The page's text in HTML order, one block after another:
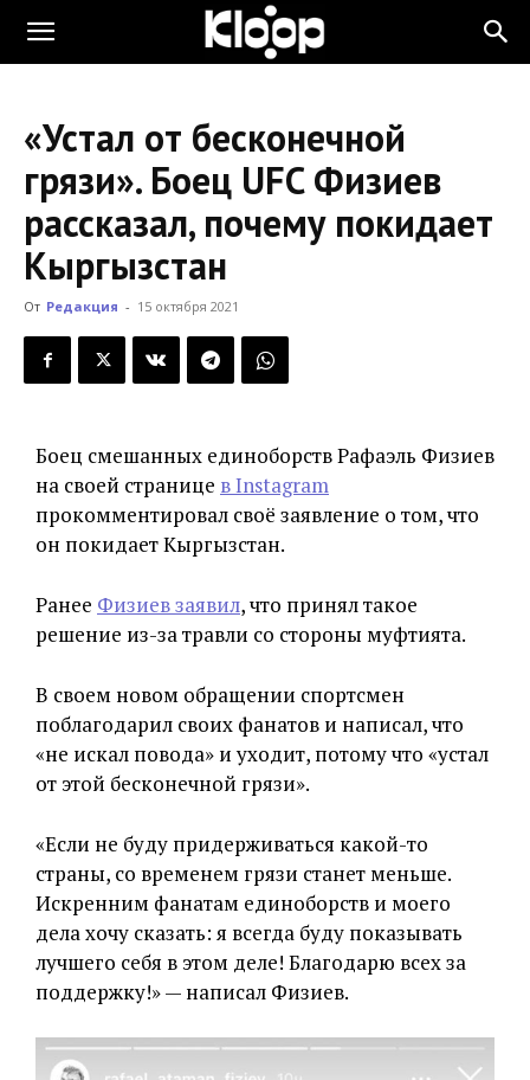
KLOOP.KG
Новости
Кыргызстана
«Устал от бесконечной
грязи». Боец UFC Физиев
рассказал, почему покидает
Кыргызстан
От Редакция - 15 октября 2021
Боец смешанных единоборств Рафаэль Физиев
на своей странице в Instagram
прокомментировал своё заявление о том, что
он покидает Кыргызстан.
Ранее Физиев заявил, что принял такое
решение из-за травли со стороны муфтията.
В своем новом обращении спортсмен
поблагодарил своих фанатов и написал, что
«не искал повода» и уходит, потому что «устал
от этой бесконечной грязи».
«Если не буду придерживаться какой-то
страны, со временем грязи станет меньше.
Искренним фанатам единоборств и моего
дела хочу сказать: я всегда буду показывать
лучшего себя в этом деле! Благодарю всех за
поддержку!» — написал Физиев.